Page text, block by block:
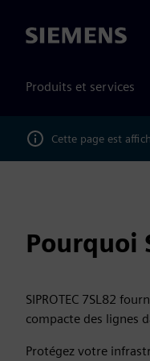
Siemens
Produits et services
Cette page est
Pourquoi
SIPROTEC 7SL82
compacte des lignes
Protégez votre